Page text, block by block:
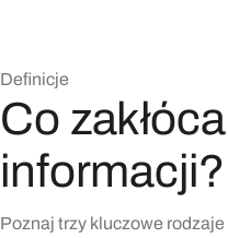
Definicje
Co
informacji?
Poznaj trzy kluczowe